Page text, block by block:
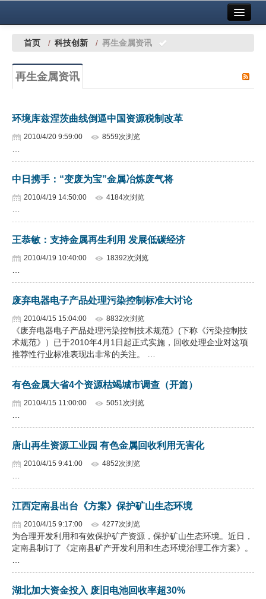
中国有色金属报社主办 广告服务
铜镍铅锌
稀有稀土
科技
党建工作
企业文化
《资源再生》杂志
行情报价
数字报
首页 / 科技创新 / 再生金属资讯
再生金属资讯
环境库兹涅茨曲线倒逼中国资源税制改革
2010/4/20 9:59:00 8559次浏览
中日携手：“变废为宝”金属冶炼废气将
2010/4/19 14:50:00 4184次浏览
王恭敏：支持金属再生利用 发展低碳经济
2010/4/19 10:40:00 18392次浏览
废弃电器电子产品处理污染控制标准大讨论
2010/4/15 15:04:00 8832次浏览
《废弃电器电子产品处理污染控制技术规范》(下称《污染控制技
术规范》）已于2010年4月1日起正式实施，回收处理企业对这项
推荐性行业标准表现出非常的关注。 …
有色金属大省4个资源枯竭城市调查（开篇）
2010/4/15 11:00:00 5051次浏览
唐山再生资源工业园 有色金属回收利用无害化
2010/4/15 9:41:00 4852次浏览
江西定南县出台《方案》保护矿山生态环境
2010/4/15 9:17:00 4277次浏览
为合理开发利用和有效保护矿产资源，保护矿山生态环境。近日，
定南县制订了《定南县矿产开发利用和生态环境治理工作方案》。
湖北加大资金投入 废旧电池回收率超30%